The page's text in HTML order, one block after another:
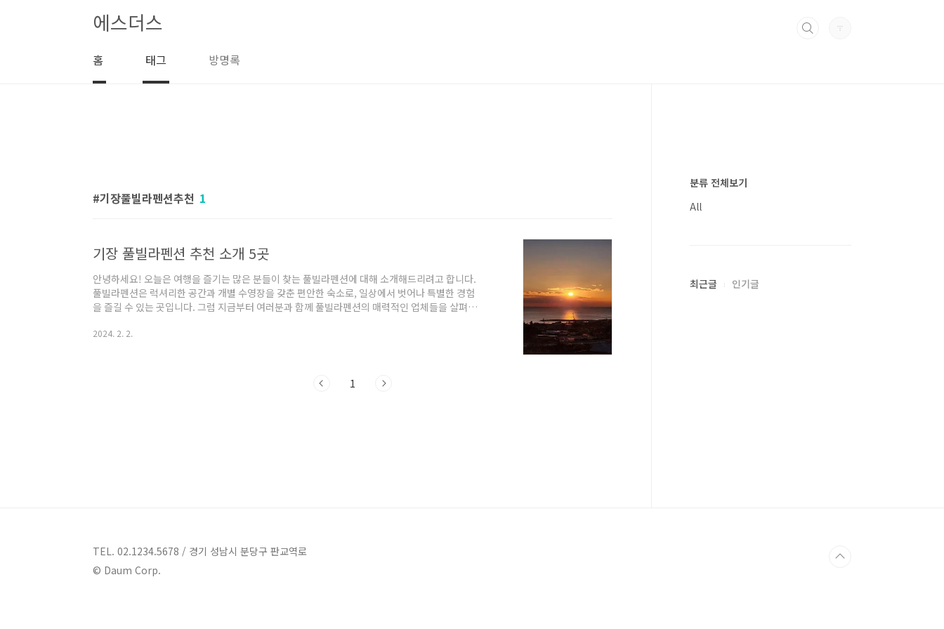
에스더스
홈 태그 방명록
기장풀빌라펜션추천 1
기장 풀빌라펜션 추천 소개 5곳
안녕하세요! 오늘은 여행을 즐기는 많은 분들이 찾는 풀빌라펜션에 대해 소개해드리려고 합니다.
풀빌라펜션은 럭셔리한 공간과 개별 수영장을 갖춘 편안한 숙소로, 일상에서 벗어나 특별한 경험
을 즐길 수 있는 곳입니다. 그럼 지금부터 여러분과 함께 풀빌라펜션의 매력적인 업체들을 살펴보
89-10 펜션 기장 풀빌라펜션 - 빌라 드 히멜 부산 기장군 일광읍 장곡길 89-10에 위치한 기장 풀
2024. 2. 2.
1
분류 전체보기
All
최근글 인기글
TEL. 02.1234.5678 / 경기 성남시 분당구 판교역로
© Daum Corp.